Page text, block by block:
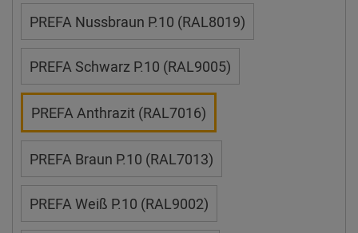
PREFA Nussbraun P.10 (RAL8019)
PREFA Schwarz P.10 (RAL9005)
PREFA Anthrazit (RAL7016)
PREFA Braun P.10 (RAL7013)
PREFA Weiß P.10 (RAL9002)